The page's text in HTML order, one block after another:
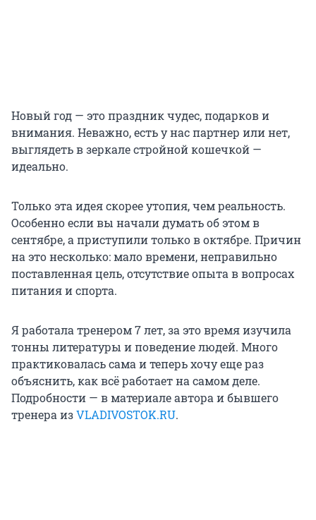
Новый год — это праздник чудес, подарков и
внимания. Неважно, есть у нас партнер или нет,
выглядеть в зеркале стройной кошечкой —
идеально.
Только эта идея скорее утопия, чем реальность.
Особенно если вы начали думать об этом в
сентябре, а приступили только в октябре. Причин
на это несколько: мало времени, неправильно
поставленная цель, отсутствие опыта в вопросах
питания и спорта.
Я работала тренером 7 лет, за это время изучила
тонны литературы и поведение людей. Много
практиковалась сама и теперь хочу еще раз
объяснить, как всё работает на самом деле.
Подробности — в материале автора и бывшего
тренера изVLADIVOSTOK.RU.